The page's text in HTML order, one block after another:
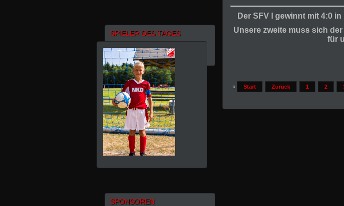
Der SFV I gewinnt mit 4:0
Unsere zweite muss sich
für
« Start Zurück 1 2
SPIELER DES TAGES
SPONSOREN